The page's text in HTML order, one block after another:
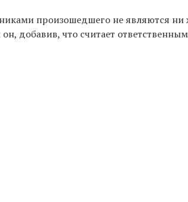
произошедшего не являются ни
добавив, что считает